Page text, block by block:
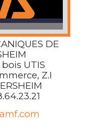
DE
UTIS
Z.I